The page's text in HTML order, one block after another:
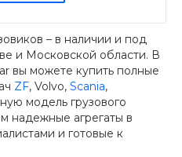
– в наличии и под
и Московской области. В
вы можете купить полные
ZF, Volvo, Scania,
модель грузового
надежные агрегаты в
и готовые к